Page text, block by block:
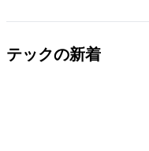
テックの新着